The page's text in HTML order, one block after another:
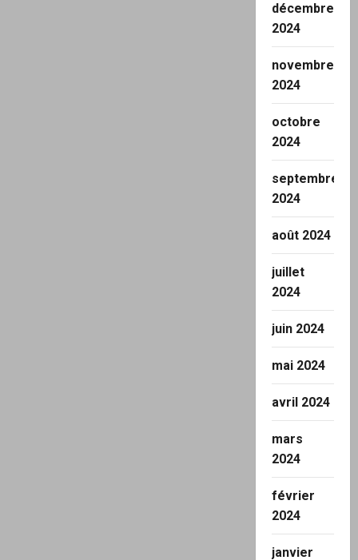
décembre
2024
novembre
2024
octobre
2024
septembre
2024
août 2024
juillet
2024
juin 2024
mai 2024
avril 2024
mars
2024
février
2024
janvier